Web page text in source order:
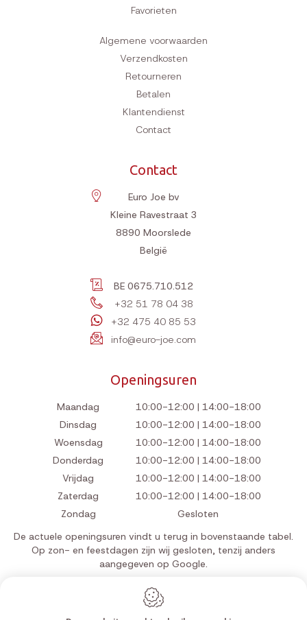
Favorieten
Algemene voorwaarden
Verzendkosten
Retourneren
Betalen
Klantendienst
Contact
Contact
Euro Joe bv
Kleine Ravestraat 3
8890 Moorslede
België
BE 0675.710.512
+32 51 78 04 38
+32 475 40 85 53
info@euro-joe.com
Openingsuren
Maandag
10:00-12:00 | 14:00-18:00
Dinsdag
10:00-12:00 | 14:00-18:00
Woensdag
10:00-12:00 | 14:00-18:00
Donderdag
10:00-12:00 | 14:00-18:00
Vrijdag
10:00-12:00 | 14:00-18:00
Zaterdag
10:00-12:00 | 14:00-18:00
Zondag
Gesloten
De actuele openingsuren vindt u terug in bovenstaande tabel.
Op zon- en feestdagen zijn wij gesloten, tenzij anders
aangegeven op Google.